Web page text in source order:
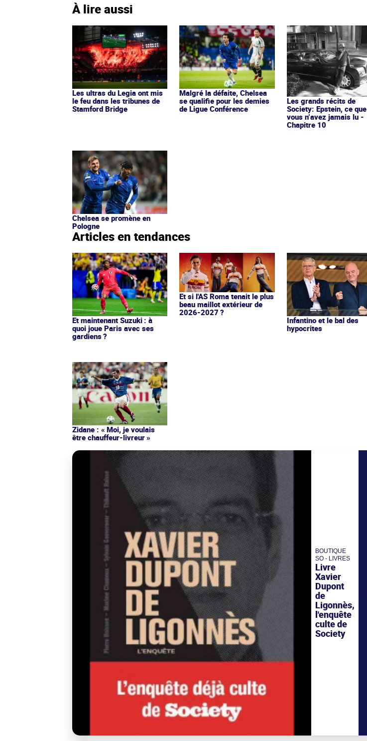
À lire aussi
Les ultras du Legia ont mis
le feu dans les tribunes de
Stamford Bridge
Malgré la défaite, Chelsea
se qualifie pour les demies
de Ligue Conférence
Les grands récits de
Society: Epstein, ce que
vous n’avez jamais lu -
Chapitre 10
Chelsea se promène en
Pologne
Articles en tendances
Et maintenant Suzuki : à
quoi joue Paris avec ses
gardiens ?
Et si l'AS Roma tenait le plus
beau maillot extérieur de
2026-2027 ?
Infantino et le bal des
hypocrites
Zidane : « Moi, je voulais
être chauffeur-livreur »
BOUTIQUE
SO - LIVRES
Livre
Xavier
Dupont
de
Ligonnès,
l'enquête
culte de
Society